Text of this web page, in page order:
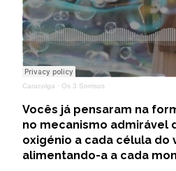
Caracolga · Os 3 Sorrisos
Vocês já pensaram na
no mecanismo admirável
oxigénio a cada célula do
alimentando-a a cada